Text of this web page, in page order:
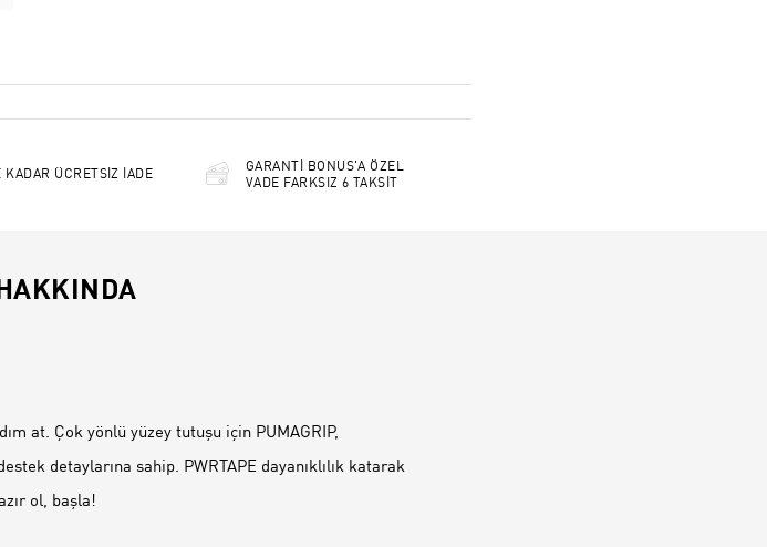
KADAR ÜCRETSİZ İADE
GARANTİ BONUS'A ÖZEL
VADE FARKSIZ 6 TAKSİT
at. Çok yönlü yüzey tutuşu için PUMAGRIP,
detaylarına sahip. PWRTAPE dayanıklılık katarak
ol, başla!